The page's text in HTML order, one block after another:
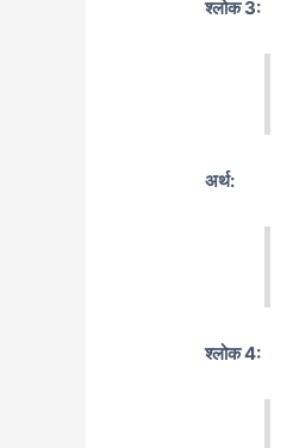
श्लोक 3:
अर्थ:
श्लोक 4: